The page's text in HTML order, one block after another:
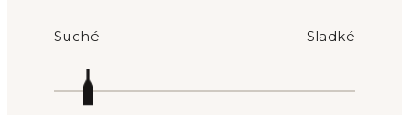
Suché Sladké